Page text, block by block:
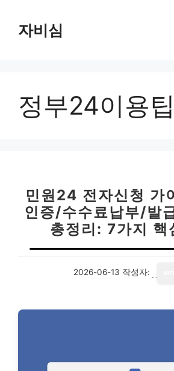
자비심
정부24이용팁
민원24 전자신청 가
인증/수수료납부/발
총정리: 7가지 핵
2026-06-13 작성자: